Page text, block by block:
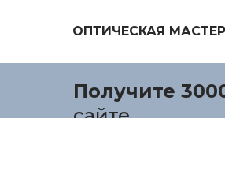
ОПТИЧЕСКАЯ
Получите
сайте.